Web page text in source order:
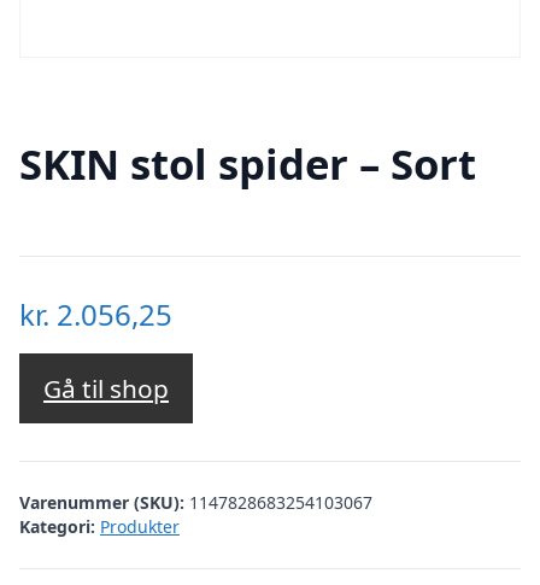
SKIN stol spider – Sort
kr. 2.056,25
Gå til shop
Varenummer (SKU): 1147828683254103067
Kategori: Produkter